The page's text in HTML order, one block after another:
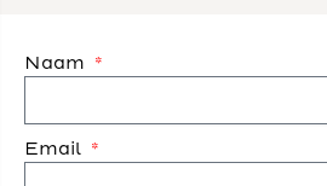
Naam
Email